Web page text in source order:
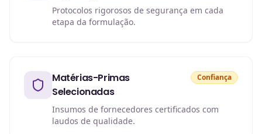
Protocolos rigorosos de segurança em cada
etapa da formulação.
Matérias-Primas
Selecionadas
Confiança
Insumos de fornecedores certificados com
laudos de qualidade.